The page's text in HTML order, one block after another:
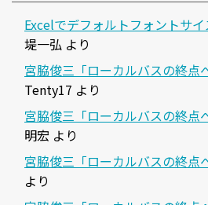
Excelでデフォルトフォントサ
堤一弘 より
宮脇俊三「ローカルバスの終点
Tenty17 より
宮脇俊三「ローカルバスの終点
明宏 より
宮脇俊三「ローカルバスの終点
より